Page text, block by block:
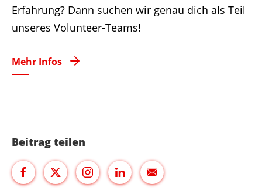
Erfahrung? Dann suchen wir genau dich als Teil
unseres Volunteer-Teams!
Mehr Infos
Beitrag teilen